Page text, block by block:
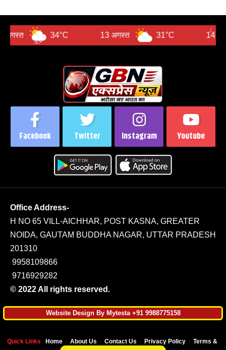
34°C 13 अगस्त 31°C 14 अगस्त
Office Address-
H NO 65 VILL-AICHHAR, POST KASNA, GREATER
NOIDA, GAUTAM BUDDHA NAGAR, UTTAR PRADESH
201310
9958109866
9716929282
© 2022 All rights reserved.
Website Design By Mytesta +91 9988775158
Facebook Twitter Instagram Youtube
Quick Links Home About Us Contact Us Privacy Policy Terms &